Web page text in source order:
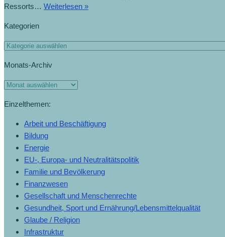
Ressorts… Weiterlesen »
Kategorien
Monats-Archiv
Einzelthemen:
Arbeit und Beschäftigung
Bildung
Energie
EU-, Europa- und Neutralitätspolitik
Familie und Bevölkerung
Finanzwesen
Gesellschaft und Menschenrechte
Gesundheit, Sport und Ernährung/Lebensmittelqualität
Glaube / Religion
Infrastruktur